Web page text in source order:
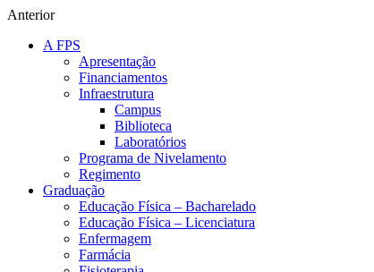
Anterior
A FPS
Apresentação
Financiamentos
Infraestrutura
Campus
Biblioteca
Laboratórios
Programa de Nivelamento
Regimento
Graduação
Educação Física – Bacharelado
Educação Física – Licenciatura
Enfermagem
Farmácia